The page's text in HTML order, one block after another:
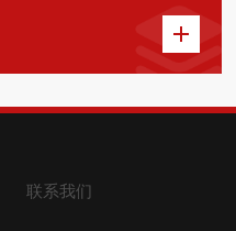
联系我们